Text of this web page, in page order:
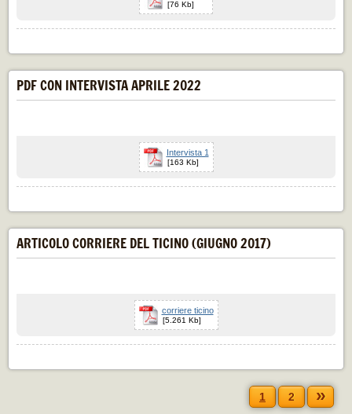
[76 Kb]
PDF CON INTERVISTA APRILE 2022
Intervista 1
[163 Kb]
ARTICOLO CORRIERE DEL TICINO (GIUGNO 2017)
corriere ticino
[5.261 Kb]
1 2 »